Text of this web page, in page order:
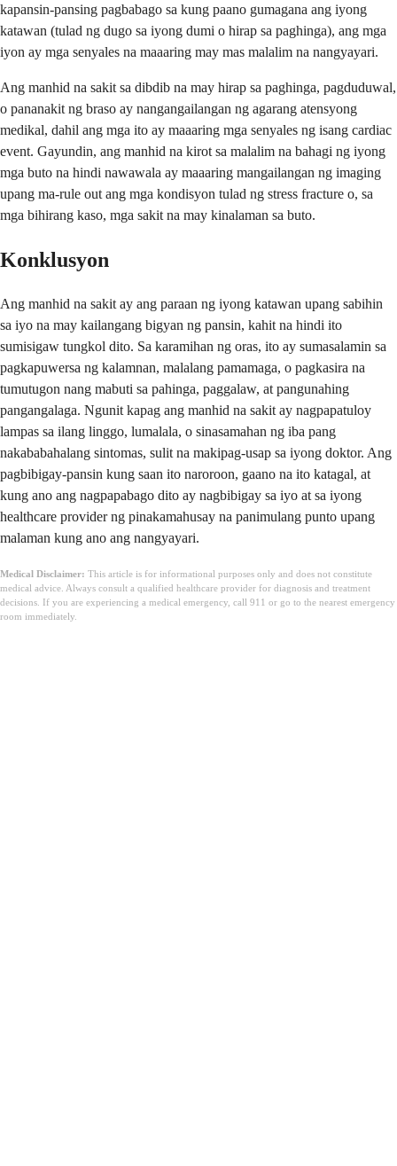
kapansin-pansing pagbabago sa kung paano gumagana ang iyong
katawan (tulad ng dugo sa iyong dumi o hirap sa paghinga), ang mga
iyon ay mga senyales na maaaring may mas malalim na nangyayari.
Ang manhid na sakit sa dibdib na may hirap sa paghinga, pagduduwal,
o pananakit ng braso ay nangangailangan ng agarang atensyong
medikal, dahil ang mga ito ay maaaring mga senyales ng isang cardiac
event. Gayundin, ang manhid na kirot sa malalim na bahagi ng iyong
mga buto na hindi nawawala ay maaaring mangailangan ng imaging
upang ma-rule out ang mga kondisyon tulad ng stress fracture o, sa
mga bihirang kaso, mga sakit na may kinalaman sa buto.
Konklusyon
Ang manhid na sakit ay ang paraan ng iyong katawan upang sabihin
sa iyo na may kailangang bigyan ng pansin, kahit na hindi ito
sumisigaw tungkol dito. Sa karamihan ng oras, ito ay sumasalamin sa
pagkapuwersa ng kalamnan, malalang pamamaga, o pagkasira na
tumutugon nang mabuti sa pahinga, paggalaw, at pangunahing
pangangalaga. Ngunit kapag ang manhid na sakit ay nagpapatuloy
lampas sa ilang linggo, lumalala, o sinasamahan ng iba pang
nakababahalang sintomas, sulit na makipag-usap sa iyong doktor. Ang
pagbibigay-pansin kung saan ito naroroon, gaano na ito katagal, at
kung ano ang nagpapabago dito ay nagbibigay sa iyo at sa iyong
healthcare provider ng pinakamahusay na panimulang punto upang
malaman kung ano ang nangyayari.
Medical Disclaimer: This article is for informational purposes only and does not constitute
medical advice. Always consult a qualified healthcare provider for diagnosis and treatment
decisions. If you are experiencing a medical emergency, call 911 or go to the nearest emergency
room immediately.